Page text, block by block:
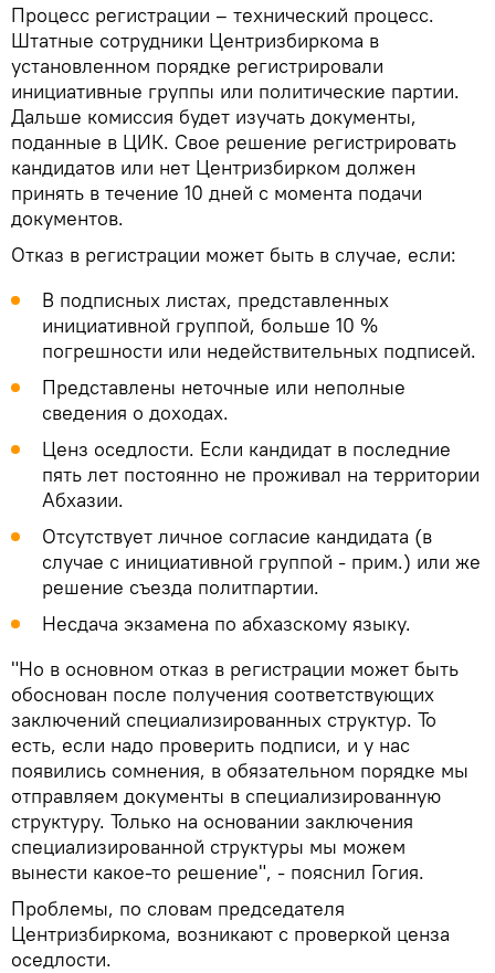
Процесс регистрации – технический процесс.
Штатные сотрудники Центризбиркома в
установленном порядке регистрировали
инициативные группы или политические партии.
Дальше комиссия будет изучать документы,
поданные в ЦИК. Свое решение регистрировать
кандидатов или нет Центризбирком должен
принять в течение 10 дней с момента подачи
документов.
Отказ в регистрации может быть в случае, если:
В подписных листах, представленных
инициативной группой, больше 10 %
погрешности или недействительных подписей.
Представлены неточные или неполные
сведения о доходах.
Ценз оседлости. Если кандидат в последние
пять лет постоянно не проживал на территории
Абхазии.
Отсутствует личное согласие кандидата (в
случае с инициативной группой - прим.) или же
решение съезда политпартии.
Несдача экзамена по абхазскому языку.
"Но в основном отказ в регистрации может быть
обоснован после получения соответствующих
заключений специализированных структур. То
есть, если надо проверить подписи, и у нас
появились сомнения, в обязательном порядке мы
отправляем документы в специализированную
структуру. Только на основании заключения
специализированной структуры мы можем
вынести какое-то решение", - пояснил Гогия.
Проблемы, по словам председателя
Центризбиркома, возникают с проверкой ценза
оседлости.